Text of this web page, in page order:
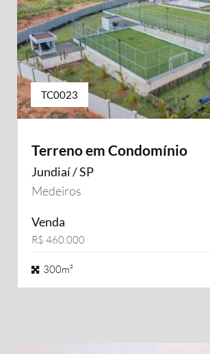
TC0023
Terreno em Condomínio
Jundiaí / SP
Medeiros
Venda
R$ 460.000
300m²